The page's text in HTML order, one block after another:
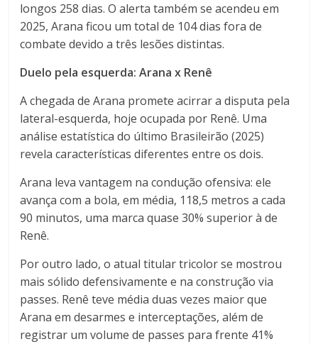
longos 258 dias. O alerta também se acendeu em
2025, Arana ficou um total de 104 dias fora de
combate devido a três lesões distintas.
Duelo pela esquerda: Arana x Renê
A chegada de Arana promete acirrar a disputa pela
lateral-esquerda, hoje ocupada por Renê. Uma
análise estatística do último Brasileirão (2025)
revela características diferentes entre os dois.
Arana leva vantagem na condução ofensiva: ele
avança com a bola, em média, 118,5 metros a cada
90 minutos, uma marca quase 30% superior à de
Renê.
Por outro lado, o atual titular tricolor se mostrou
mais sólido defensivamente e na construção via
passes. Renê teve média duas vezes maior que
Arana em desarmes e interceptações, além de
registrar um volume de passes para frente 41%